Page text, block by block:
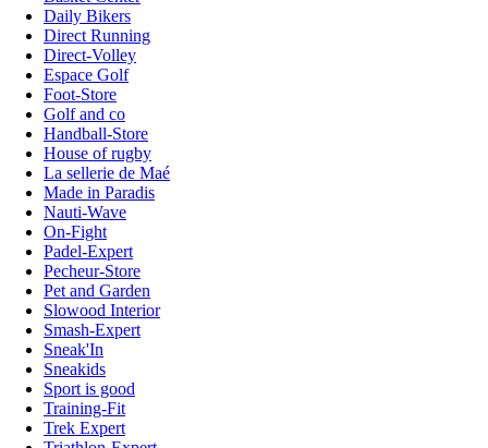
Daily Bikers
Direct Running
Direct-Volley
Espace Golf
Foot-Store
Golf and co
Handball-Store
House of rugby
La sellerie de Maé
Made in Paradis
Nauti-Wave
On-Fight
Padel-Expert
Pecheur-Store
Pet and Garden
Slowood Interior
Smash-Expert
Sneak'In
Sneakids
Sport is good
Training-Fit
Trek Expert